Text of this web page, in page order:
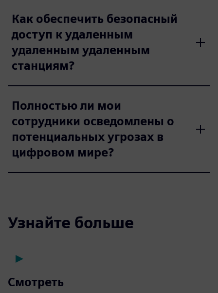
Как обеспечить безопасный
доступ к удаленным
удаленным удаленным
станциям?
Полностью ли мои
сотрудники осведомлены о
потенциальных угрозах в
цифровом мире?
Узнайте больше
Смотреть